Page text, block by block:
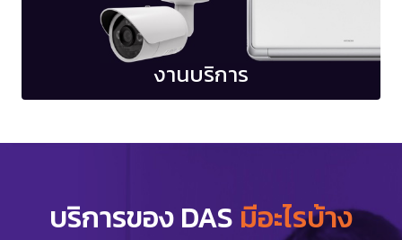
งานบริการ
บริการของ DAS มีอะไรบ้าง